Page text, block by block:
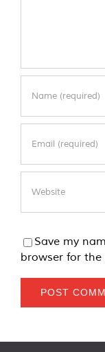
Save my
browser for the